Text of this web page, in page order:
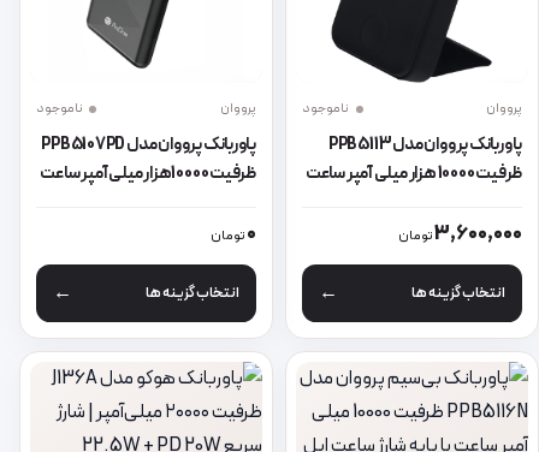
پرووان ناموجود
پاوربانک پرووان مدل PPB5113
ظرفیت 10000 هزار میلی آمپر ساعت
3,600,000تومان
انتخاب گزینه ها
این محصول دارای انواع مختلفی می باشد. گزینه ها ممکن است در
پرووان ناموجود
پاوربانک پرووان مدل PPB5107PD
ظرفیت 10000هزار میلی آمپر ساعت
0تومان
انتخاب گزینه ها
این محصول دارای انواع مختلفی